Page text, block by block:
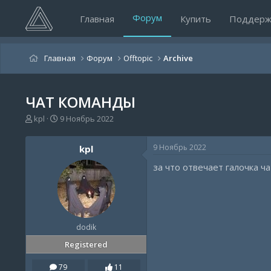
Главная Форум Купить
Главная Форум Offtopic Archive
ЧАТ КОМАНДЫ
А
т
kpl
Д
т
а
ч
а
л
9 Ноябрь 2022
kpl
dodik
Registered
79
11
9 Ноябрь 2022
за что отвечает галочка